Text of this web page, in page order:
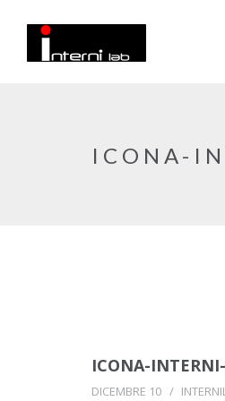
ICONA-
ICONA-
DICEMBRE 10